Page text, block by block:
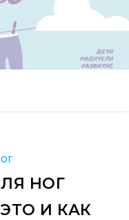
НОГ
ЭТО И КАК